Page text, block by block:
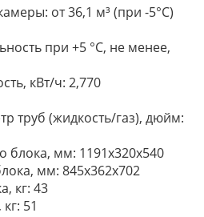
от 36,1 м³ (при -5°С)
при +5 °С, не менее,
кВт/ч: 2,770
В: 220
газ), дюйм:
блока, мм: 1191x320x540
мм: 845х362х702
кг: 43
51